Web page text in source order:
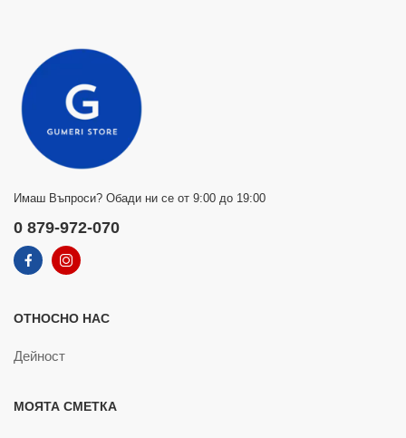
Имаш Въпроси? Обади ни се от 9:00 до 19:00
0 879-972-070
ОТНОСНО НАС
Дейност
МОЯТА СМЕТКА